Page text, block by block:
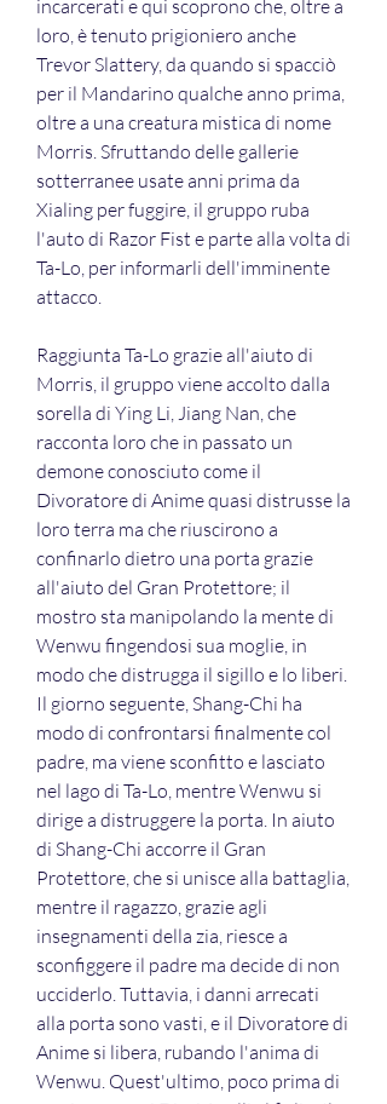
incarcerati e qui scoprono che, oltre a
loro, è tenuto prigioniero anche
Trevor Slattery, da quando si spacciò
per il Mandarino qualche anno prima,
oltre a una creatura mistica di nome
Morris. Sfruttando delle gallerie
sotterranee usate anni prima da
Xialing per fuggire, il gruppo ruba
l'auto di Razor Fist e parte alla volta di
Ta-Lo, per informarli dell'imminente
attacco.
Raggiunta Ta-Lo grazie all'aiuto di
Morris, il gruppo viene accolto dalla
sorella di Ying Li, Jiang Nan, che
racconta loro che in passato un
demone conosciuto come il
Divoratore di Anime quasi distrusse la
loro terra ma che riuscirono a
confinarlo dietro una porta grazie
all'aiuto del Gran Protettore; il
mostro sta manipolando la mente di
Wenwu fingendosi sua moglie, in
modo che distrugga il sigillo e lo liberi.
Il giorno seguente, Shang-Chi ha
modo di confrontarsi finalmente col
padre, ma viene sconfitto e lasciato
nel lago di Ta-Lo, mentre Wenwu si
dirige a distruggere la porta. In aiuto
di Shang-Chi accorre il Gran
Protettore, che si unisce alla battaglia,
mentre il ragazzo, grazie agli
insegnamenti della zia, riesce a
sconfiggere il padre ma decide di non
ucciderlo. Tuttavia, i danni arrecati
alla porta sono vasti, e il Divoratore di
Anime si libera, rubando l'anima di
Wenwu. Quest'ultimo, poco prima di